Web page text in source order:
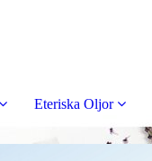
Eteriska Oljor